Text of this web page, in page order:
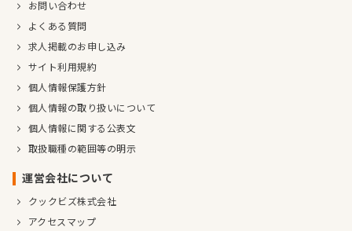
お問い合わせ
よくある質問
求人掲載のお申し込み
サイト利用規約
個人情報保護方針
個人情報の取り扱いについて
個人情報に関する公表文
取扱職種の範囲等の明示
運営会社について
クックビズ株式会社
アクセスマップ